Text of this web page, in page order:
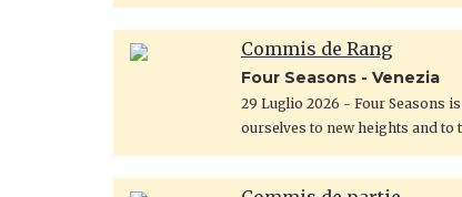
Commis de Rang
Four Seasons - Venezia
29 Luglio 2026 - Four Seasons
ourselves to new heights and to